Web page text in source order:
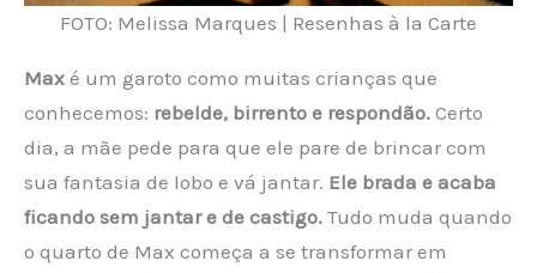
FOTO: Melissa Marques | Resenhas à la Carte
Max é um garoto como muitas crianças que
conhecemos: rebelde, birrento e respondão. Certo
dia, a mãe pede para que ele pare de brincar com
sua fantasia de lobo e vá jantar. Ele brada e acaba
ficando sem jantar e de castigo. Tudo muda quando
o quarto de Max começa a se transformar em